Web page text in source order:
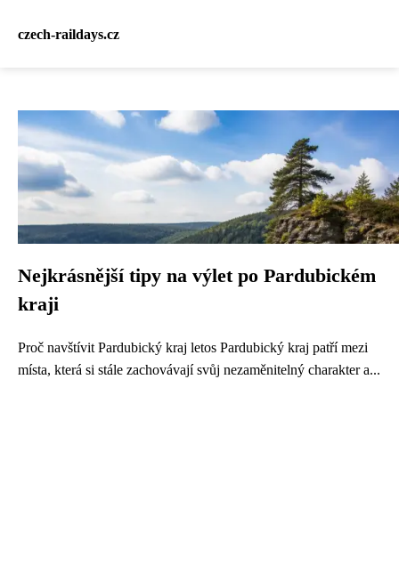
czech-raildays.cz
Nejkrásnější tipy na výlet po Pardubickém
kraji
Proč navštívit Pardubický kraj letos Pardubický kraj patří mezi
místa, která si stále zachovávají svůj nezaměnitelný charakter a...